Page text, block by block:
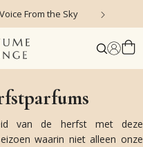
From the Sky
van de herfst met deze
waarin niet alleen onze